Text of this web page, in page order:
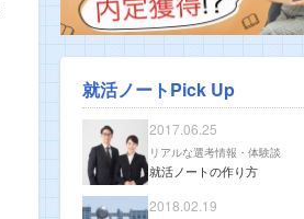
就活ノートPick Up
2017.06.25
リアルな選考情報・体験談
就活ノートの作り方
2018.02.19